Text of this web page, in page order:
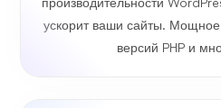
ускорит ваши сайты.
версий PHP и